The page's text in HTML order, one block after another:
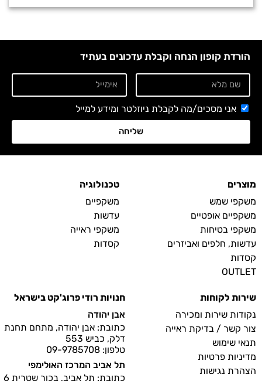
הורדת קופון הנחה וקבלת עדכונים בעתיד
אני מסכים/מה לקבלת ניוזלטר ומידע למייל
שליחה
מוצרים
משקפי שמש
משקפיים אופטיים
משקפי בטיחות
עדשות, חלפים ואביזרים
קסדות
OUTLET
טכנולוגיה
משקפיים
עדשות
משקפי ראייה
קסדות
שירות לקוחות
נקודות שירות ומכירה
צור קשר / בדיקת ראייה
תנאי שימוש
מדיניות פרטיות
הצהרת נגישות
חנויות רודי פרוג'קט בישראל
אבן יהודה
כתובת: אבן יהודה, מתחם תחנת
דלק, כביש 553
טלפון: 09-9785708
תל אביב המרכז האולימפי
כתובת: תל אביב, בכור שטרית 6